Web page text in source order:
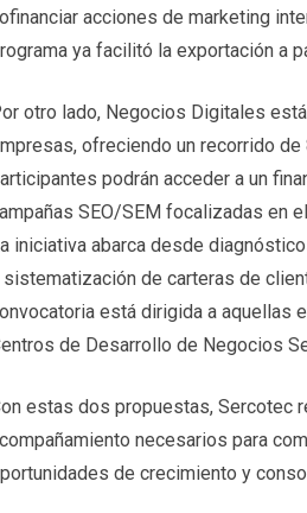
acciones de marketing
ya facilitó la exportación a
otro lado, Negocios Digitales
ofreciendo un recorrido
podrán acceder a un
SEO/SEM focalizadas en
iniciativa abarca desde
sistematización de carteras de
está dirigida a aquellas
de Desarrollo de Negocios
estas dos propuestas, Sercotec
necesarios para
de crecimiento y